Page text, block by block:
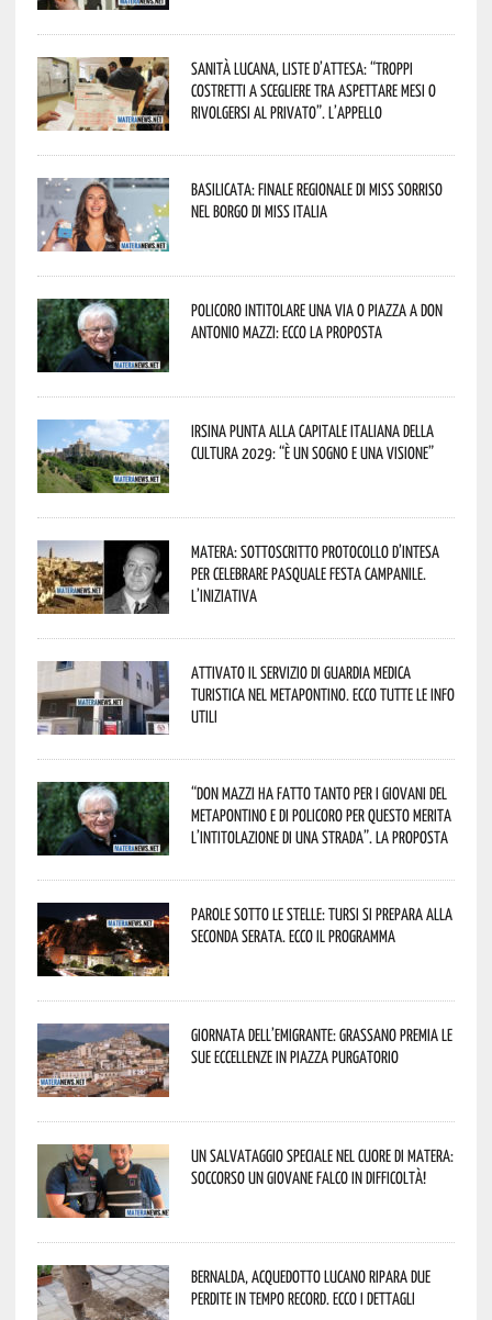
Sanità lucana, liste d’attesa: “Troppi
costretti a scegliere tra aspettare mesi o
rivolgersi al privato”. L’appello
Basilicata: finale regionale di Miss Sorriso
nel borgo di Miss Italia
Policoro intitolare una via o piazza a don
Antonio Mazzi: ecco la proposta
Irsina punta alla Capitale italiana della
Cultura 2029: “È un sogno e una visione”
Matera: sottoscritto protocollo d’intesa
per celebrare Pasquale Festa Campanile.
L’iniziativa
Attivato il servizio di Guardia Medica
Turistica nel Metapontino. Ecco tutte le info
utili
“Don Mazzi ha fatto tanto per i giovani del
Metapontino e di Policoro per questo merita
l’intitolazione di una strada”. La proposta
Parole sotto le stelle: Tursi si prepara alla
seconda serata. Ecco il programma
Giornata dell’Emigrante: Grassano premia le
sue eccellenze in Piazza Purgatorio
Un salvataggio speciale nel cuore di Matera:
soccorso un giovane falco in difficoltà!
Bernalda, Acquedotto Lucano ripara due
perdite in tempo record. Ecco i dettagli